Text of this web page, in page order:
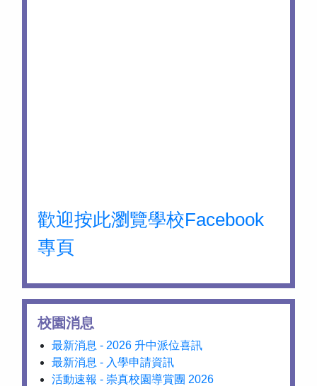
歡迎按此瀏覽學校Facebook
專頁
校園消息
最新消息 - 2026 升中派位喜訊
最新消息 - 入學申請資訊
活動速報 - 崇真校園導賞團 2026